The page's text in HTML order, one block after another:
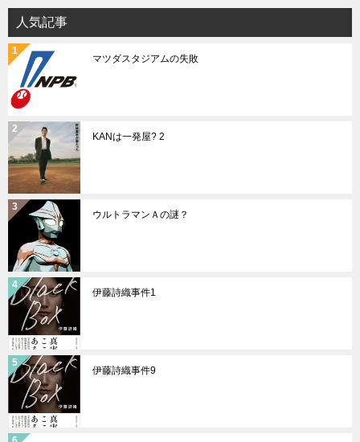
人気記事
マツダスタジアムの失敗
KANは一発屋? 2
ウルトラマンＡの謎？
伊藤詩織事件1
伊藤詩織事件9